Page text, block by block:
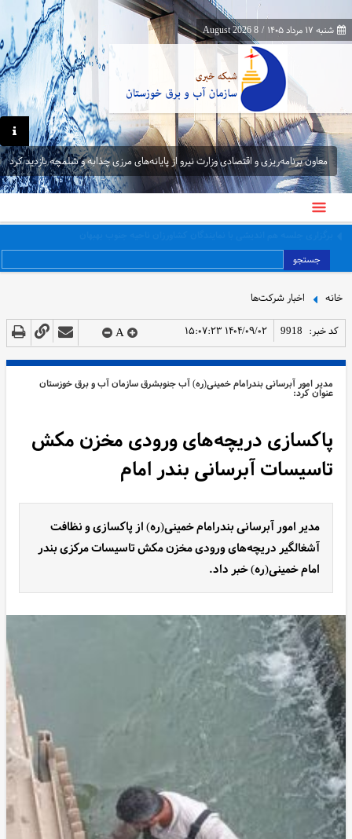
شنبه ۱۷ مرداد ۱۴۰۵ /
8 August 2026
معاون برنامه‌ریزی و اقتصادی وزارت نیرو از پایانه‌های مرزی چذابه و شلمچه بازدید کرد
جستجو
خانه اخبار شرکت‌ها
کد خبر: 9918 ۱۴۰۴/۰۹/۰۲ ۱۵:۰۷:۲۳ A
مدیر امور آبرسانی بندرامام خمینی(ره) آب جنوبشرق سازمان آب و برق خوزستان
عنوان کرد:
پاکسازی دریچه‌های ورودی مخزن مکش
تاسیسات آبرسانی بندر امام
مدیر امور آبرسانی بندرامام خمینی(ره) از پاکسازی و نظافت
آشغالگیر دریچه‌های ورودی مخزن مکش تاسیسات مرکزی بندر
امام خمینی(ره) خبر داد.